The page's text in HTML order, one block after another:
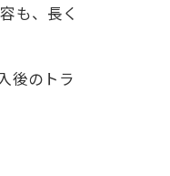
も、長く
後のトラ